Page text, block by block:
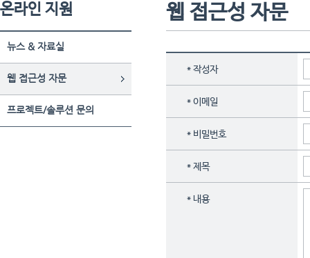
온라인 지원
뉴스 & 자료실
웹 접근성 자문
프로젝트/솔루션 문의
웹 접근성 자문
*작성자
*이메일
* 비밀번호
*제목
*내용